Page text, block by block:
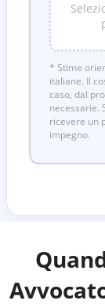
* Stime
italiane. Il
caso, dal
necessarie.
ricevere un
impegno.